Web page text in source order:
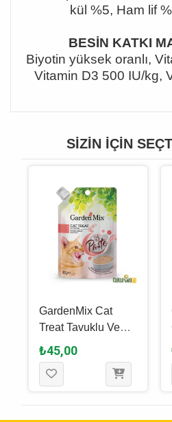
kül %5, Ham lif
BESİN KATKI
Biyotin yüksek oranlı,
Vitamin D3 500 IU/kg,
SIZIN İÇIN
GardenMix Cat
Treat Tavuklu Ve
Karidesli Ezme
Kedi Ödül Maması
80 Gr
₺45,00